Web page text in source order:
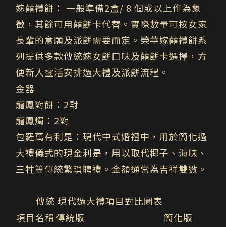
嫁囍禮餅 ： 一般準備2盒/ 8 個或以上作為象
徵，其餘可用囍餅卡代替。實際數量可按女家
長輩的意願及派餅需要而定。榮華嫁囍禮餅系
列提供多款傳統嫁女餅口味及囍餅卡選擇，方
便新人靈活安排過大禮及派餅流程。
金器
龍鳳對餅： 2對
龍鳳燭 ：2對
包羅萬有利是：現代中式婚禮中，用於簡化過
大禮儀式的現金利是，用以取代椰子、海味、
三牲等傳統繁瑣聘禮。金額通常為吉祥雙數。
傳統 現代過大禮項目對比圖表
項目名稱傳統版 簡化版